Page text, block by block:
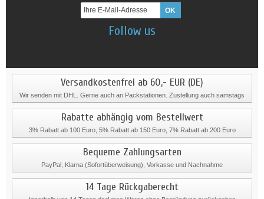
Follow us
Versandkostenfrei ab 60,- EUR (DE)
Wir senden mit DHL. Gerne auch an Packstationen. Zustellung auch samstags
Rabatte abhängig vom Bestellwert
3% Rabatt ab 100 Euro, 5% Rabatt ab 150 Euro, 7% Rabatt ab 200 Euro
Bequeme Zahlungsarten
PayPal, Klarna (Sofortüberweisung), Vorkasse und Nachnahme
14 Tage Rückgaberecht